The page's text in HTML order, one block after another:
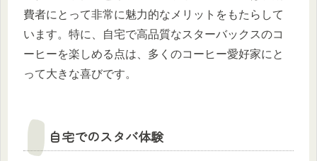
費者にとって非常に魅力的なメリットをもたらして
います。特に、自宅で高品質なスターバックスのコ
ーヒーを楽しめる点は、多くのコーヒー愛好家にと
って大きな喜びです。
自宅でのスタバ体験